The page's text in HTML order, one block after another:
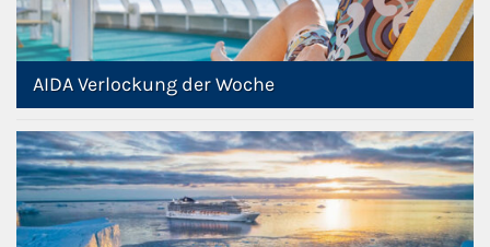
AIDA Verlockung der Woche